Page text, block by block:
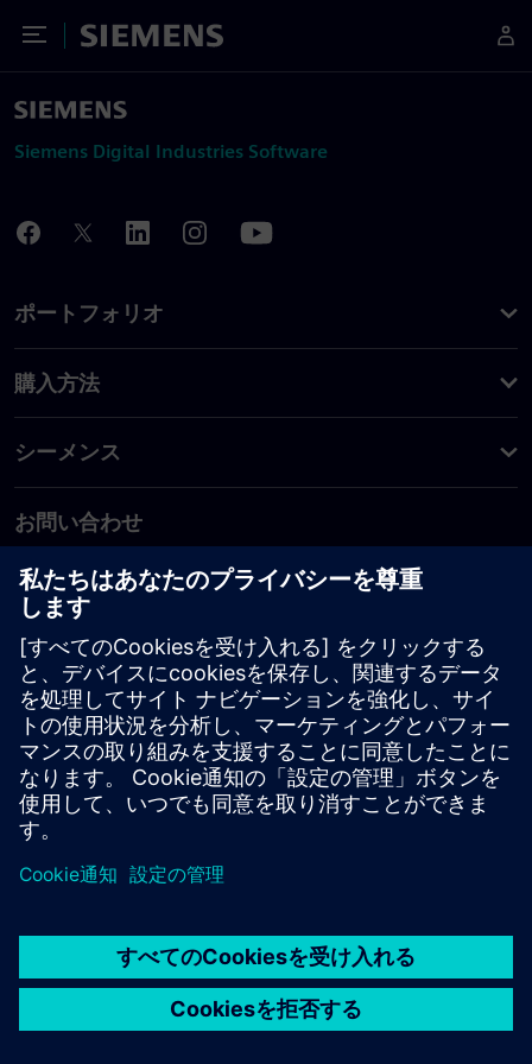
Toggle Menu
Siemens
Siemens Digital Industries Software
ポートフォリオ
購入方法
シーメンス
お問い合わせ
PLM製品のお問い合わせ
EDA製品のお問い合わせ
世界各地の事業拠点
サポート・センター
ご意見・ご要望
違法コピーの連絡先
© Siemens2026
タル・ミレニアム著作権法 (DMCA)
内部通報